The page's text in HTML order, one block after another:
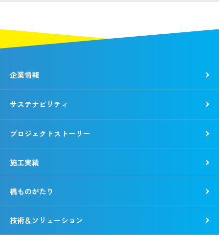
企業情報
沿革
「銭形平次」誕生秘話
サステナビリティ
CSR報告書
社会
プロジェクトストーリー
施工実績
橋ものがたり
技術＆ソリューション